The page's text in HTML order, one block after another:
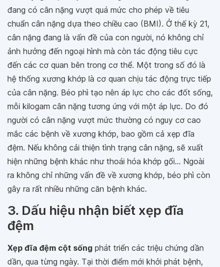
đang có cân nặng vượt quá mức cho phép về tiêu
chuẩn cân nặng dựa theo chiều cao (BMI). Ở thế kỳ 21,
cân nặng đang là vấn đề của con người, nó không chỉ
ảnh hưởng đến ngoại hình mà còn tác động tiêu cực
đến các cơ quan bên trong cơ thể. Một trong số đó là
hệ thống xương khớp là cơ quan chịu tác động trực tiếp
của cân nặng. Béo phì tạo nên áp lực cho các đốt sống,
mỗi kilogam cân nặng tương ứng với một áp lực. Do đó
người có cân nặng vượt mức thường có nguy cơ cao
mắc các bệnh về xương khớp, bao gồm cả xẹp đĩa
đệm. Nếu không cải thiện tình trạng cân nặng, sẽ xuất
hiện những bệnh khác như thoái hóa khớp gối... Ngoài
ra không chỉ những vấn đề về xương khớp, béo phì còn
gây ra rất nhiều những căn bệnh khác.
3. Dấu hiệu nhận biết xẹp đĩa
đệm
Xẹp đĩa đệm cột sống phát triển các triệu chứng dần
dần, qua từng ngày. Tại thời điểm mới khởi phát bệnh,